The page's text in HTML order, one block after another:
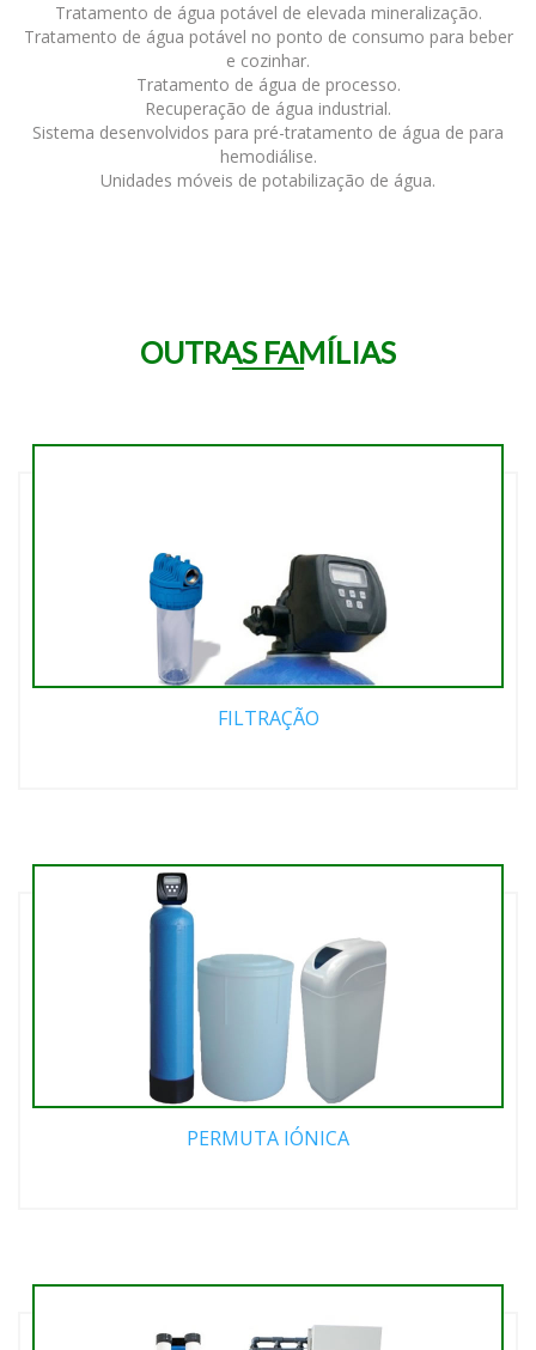
Tratamento de água potável de elevada mineralização.
Tratamento de água potável no ponto de consumo para beber
e cozinhar.
Tratamento de água de processo.
Recuperação de água industrial.
Sistema desenvolvidos para pré-tratamento de água de para
hemodiálise.
Unidades móveis de potabilização de água.
OUTRAS FAMÍLIAS
FILTRAÇÃO
PERMUTA IÓNICA